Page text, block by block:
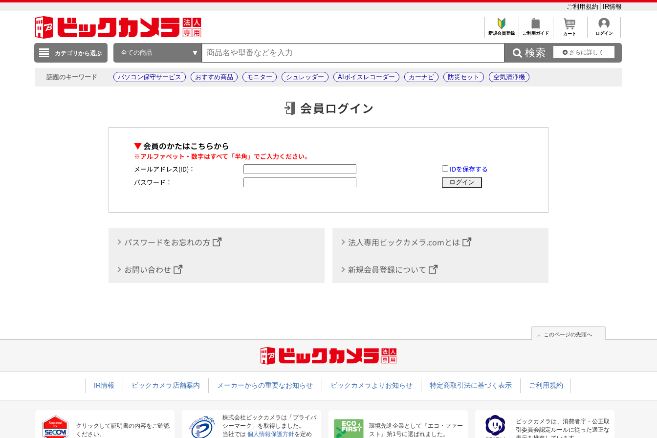
ご利用規約 IR情報
新規会員登録 ご利用ガイド カート ログイン
カテゴリから選ぶ 全ての商品  検索 さらに詳しく
話題のキーワード パソコン保守サービス おすすめ商品 モニター シュレッダー AIボイスレコーダー カーナビ 防災セット 空気清浄機
会員ログイン
▼会員のかたはこちらから
※アルファベット・数字はすべて「半角」でご入力ください。
メールアドレス(ID)：
IDを保存する
パスワード：
パスワードをお忘れの方 法人専用ビックカメラ.comとは
お問い合わせ 新規会員登録について
このページの先頭へ
IR情報 ビックカメラ店舗案内 メーカーからの重要なお知らせ ビックカメラよりお知らせ 特定商取引法に基づく表示 ご利用規約
クリックして証明書の内容をご確認
ください。
株式会社ビックカメラは「プライバ
シーマーク」を取得しました。
当社では 個人情報保護方針を定め
環境先進企業として『エコ・ファー
スト』第1号に選ばれました。
ビックカメラは、消費者庁・公正取
引委員会認定ルールに従った適正な